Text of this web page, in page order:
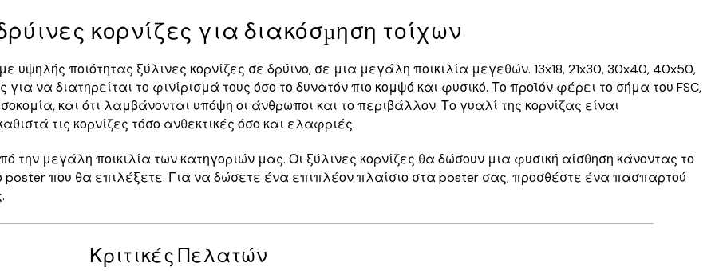
κορνίζες για διακόσμηση τοίχων
υψηλής ποιότητας ξύλινες κορνίζες σε δρύινο, σε μια μεγάλη ποικιλία μεγεθών. 13x18, 21x30, 30x40, 40x50,
να διατηρείται το φινίρισμά τους όσο το δυνατόν πιο κομψό και φυσικό. Το προϊόν φέρει το σήμα του FSC,
και ότι λαμβάνονται υπόψη οι άνθρωποι και το περιβάλλον. Το γυαλί της κορνίζας είναι
τις κορνίζες τόσο ανθεκτικές όσο και ελαφριές.
την μεγάλη ποικιλία των κατηγοριών μας. Οι ξύλινες κορνίζες θα δώσουν μια φυσική αίσθηση κάνοντας το
που θα επιλέξετε. Για να δώσετε ένα επιπλέον πλαίσιο στα poster σας, προσθέστε ένα πασπαρτού
Κριτικές Πελατών